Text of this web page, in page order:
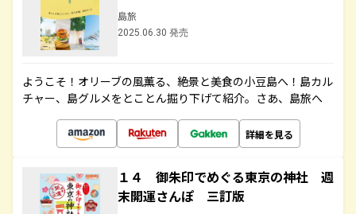
島旅
2025.06.30 発売
ようこそ！オリーブの風薫る、絶景と美食の小豆島へ！島カル
チャー、島グルメをとことん掘り下げて紹介。さあ、島旅へ
詳細を見る
１４ 御朱印でめぐる東京の神社 週
末開運さんぽ 三訂版